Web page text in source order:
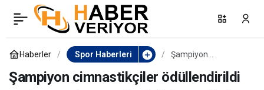
Haberler Spor Haberleri
Şampiyon
ödüllendirildi
Şampiyon cimnastikçiler ödüllendirildi
Bucaspor 1928, 2 hafta
evinde oynayacak
Paylaş